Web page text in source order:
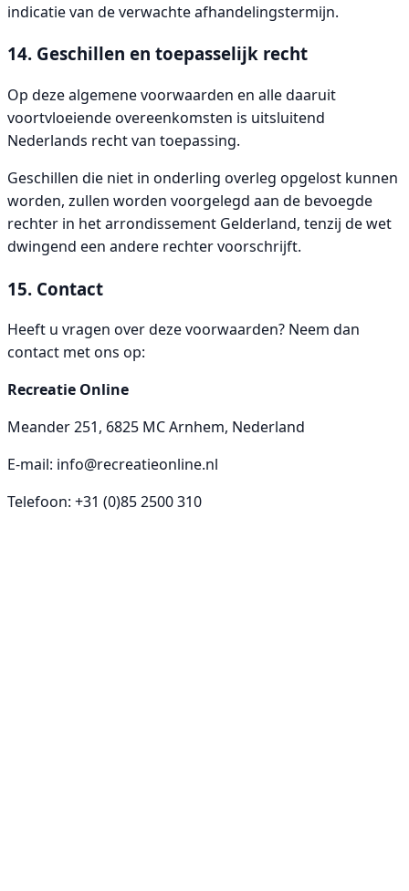
indicatie van de verwachte afhandelingstermijn.
14. Geschillen en toepasselijk recht
Op deze algemene voorwaarden en alle daaruit
voortvloeiende overeenkomsten is uitsluitend
Nederlands recht van toepassing.
Geschillen die niet in onderling overleg opgelost kunnen
worden, zullen worden voorgelegd aan de bevoegde
rechter in het arrondissement Gelderland, tenzij de wet
dwingend een andere rechter voorschrijft.
15. Contact
Heeft u vragen over deze voorwaarden? Neem dan
contact met ons op:
Recreatie Online
Meander 251, 6825 MC Arnhem, Nederland
E-mail: info@recreatieonline.nl
Telefoon: +31 (0)85 2500 310